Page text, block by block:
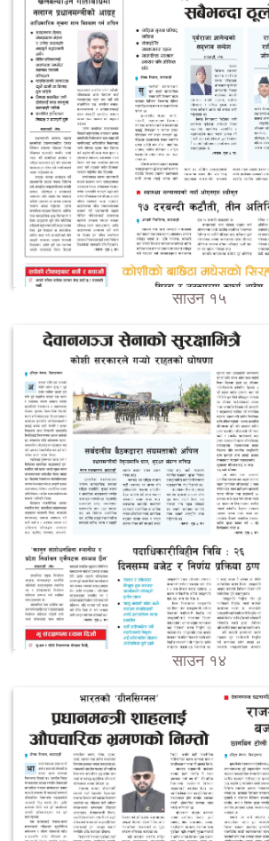
साउन १५
साउन १४